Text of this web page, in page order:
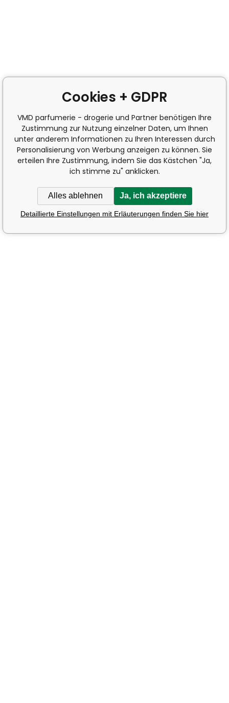
Cookies + GDPR
VMD parfumerie - drogerie und Partner benötigen Ihre
Zustimmung zur Nutzung einzelner Daten, um Ihnen
unter anderem Informationen zu Ihren Interessen durch
Personalisierung von Werbung anzeigen zu können. Sie
erteilen Ihre Zustimmung, indem Sie das Kästchen "Ja,
ich stimme zu" anklicken.
Alles ablehnen Ja, ich akzeptiere
Detaillierte Einstellungen mit Erläuterungen finden Sie hier